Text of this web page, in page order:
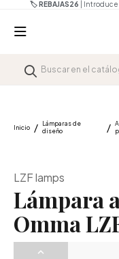
🏷️ REBAJAS26 | Introduce
Inicio
Lámparas de
diseño
LZF lamps
Lámpara
Omma